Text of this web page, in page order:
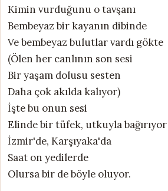
Kimin vurduğunu o tavşanı
Bembeyaz bir kayanın dibinde
Ve bembeyaz bulutlar vardı gökte
(Ölen her canlının son sesi
Bir yaşam dolusu sesten
Daha çok akılda kalıyor)
İşte bu onun sesi
Elinde bir tüfek, utkuyla bağırıyor
İzmir'de, Karşıyaka'da
Saat on yedilerde
Olursa bir de böyle oluyor.